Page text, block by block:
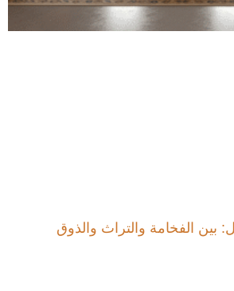
بين الفخامة والتراث والذوق